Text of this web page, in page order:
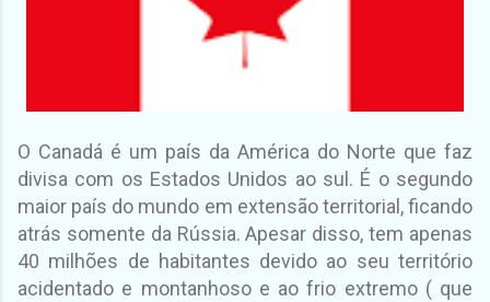
O Canadá é um país da América do Norte que faz
divisa com os Estados Unidos ao sul. É o segundo
maior país do mundo em extensão territorial, ficando
atrás somente da Rússia. Apesar disso, tem apenas
40 milhões de habitantes devido ao seu território
acidentado e montanhoso e ao frio extremo ( que